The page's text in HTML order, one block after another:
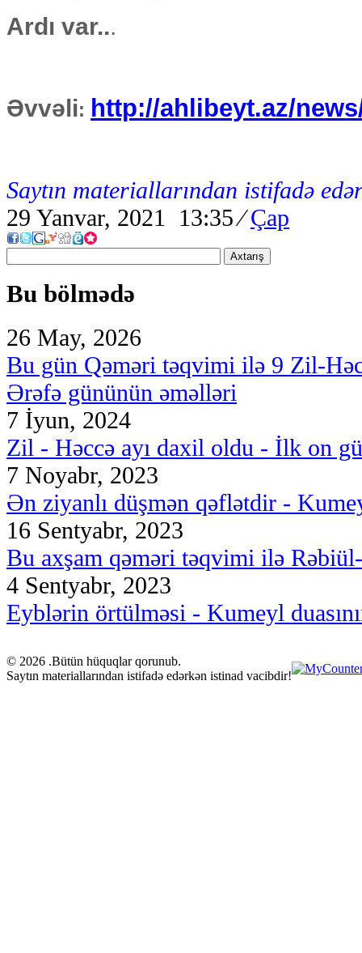
Ardı var...
Əvvəli: http://ahlibeyt.az/
Saytın materiallarından istifadə
29 Yanvar, 2021 13:35⁄ Çap
Axtarış
Bu bölmədə
26 May, 2026
Bu gün Qəməri təqvimi ilə 9 Zil-
Ərəfə gününün əməlləri
7 İyun, 2024
Zil - Həccə ayı daxil oldu - İlk on
7 Noyabr, 2023
Ən ziyanlı düşmən qəflətdir -
16 Sentyabr, 2023
Bu axşam qəməri təqvimi ilə
4 Sentyabr, 2023
Eyblərin örtülməsi - Kumeyl
© 2026 .Bütün hüquqlar qorunub.
Saytın materiallarından istifadə edərkən istinad vacibdir!